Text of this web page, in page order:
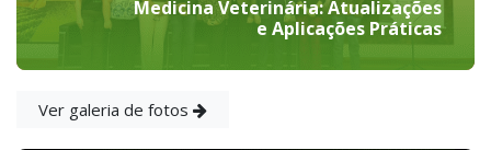
Medicina Veterinária: Atualizações
e Aplicações Práticas
Ver galeria de fotos